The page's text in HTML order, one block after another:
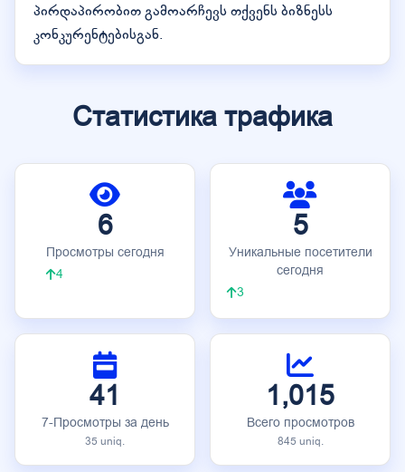
პირდაპირობით გამოარჩევს თქვენს ბიზნესს
კონკურენტებისგან.
Статистика трафика
6
Просмотры сегодня
4
5
Уникальные посетители
сегодня
3
41
7-Просмотры за день
35 uniq.
1,015
Всего просмотров
845 uniq.